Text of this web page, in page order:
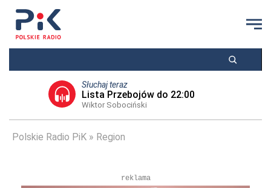
Słuchaj teraz
Lista Przebojów do 22:00
Wiktor Sobociński
Polskie Radio PiK Region
reklama